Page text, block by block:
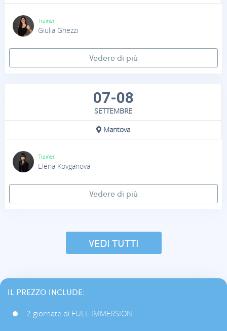
Trainer
Giulia Ghezzi
Vedere di più
07-08
SETTEMBRE
Mantova
Trainer
Elena Kovganova
Vedere di più
VEDI TUTTI
IL PREZZO INCLUDE:
2 giornate di FULL IMMERSION